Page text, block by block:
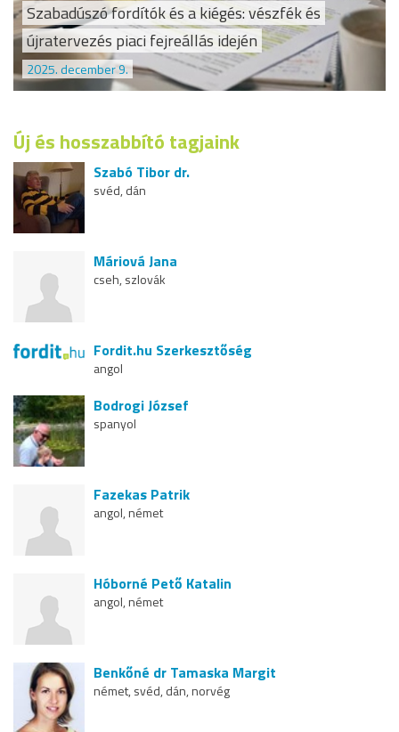
Szabadúszó fordítók és a kiégés: vészfék és
újratervezés piaci fejreállás idején
2025. december 9.
Új és hosszabbító tagjaink
Szabó Tibor dr.
svéd, dán
Máriová Jana
cseh, szlovák
Fordit.hu Szerkesztőség
angol
Bodrogi József
spanyol
Fazekas Patrik
angol, német
Hóborné Pető Katalin
angol, német
Benkőné dr Tamaska Margit
német, svéd, dán, norvég